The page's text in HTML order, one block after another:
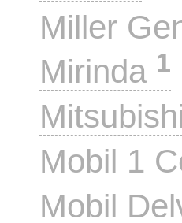
Miller
Mirinda 1
Mobil 1
Mobil